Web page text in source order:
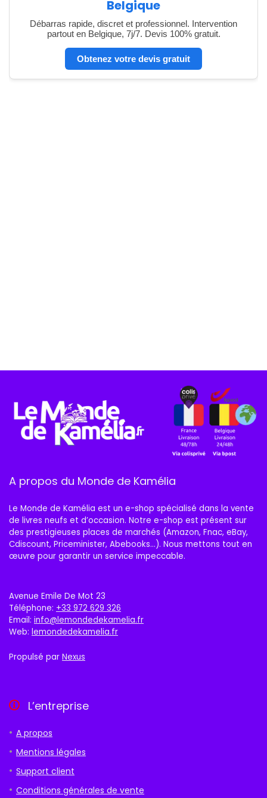
Belgique
Débarras rapide, discret et professionnel. Intervention
partout en Belgique, 7j/7. Devis 100% gratuit.
Obtenez votre devis gratuit
A propos du Monde de Kamélia
Le Monde de Kamélia est un e-shop spécialisé dans la vente
de livres neufs et d’occasion. Notre e-shop est présent sur
des prestigieuses places de marchés (Amazon, Fnac, eBay,
Cdiscount, Priceminister, Abebooks…). Nous mettons tout en
œuvre pour garantir un service impeccable.
Avenue Emile De Mot 23
Téléphone: +33 972 629 326
Email: info@lemondedekamelia.fr
Web: lemondedekamelia.fr
Propulsé par Nexus
L’entreprise
A propos
Mentions légales
Support client
Conditions générales de vente